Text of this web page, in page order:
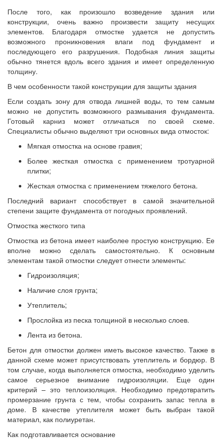
После того, как произошло возведение здания или
конструкции, очень важно произвести защиту несущих
элементов. Благодаря отмостке удается не допустить
возможного проникновения влаги под фундамент и
последующего его разрушения. Подобная линия защиты
обычно тянется вдоль всего здания и имеет определенную
толщину.
В чем особенности такой конструкции для защиты здания
Если создать зону для отвода лишней воды, то тем самым
можно не допустить возможного размывания фундамента.
Готовый карниз может отличаться по своей схеме.
Специалисты обычно выделяют три основных вида отмосток:
Мягкая отмостка на основе гравия;
Более жесткая отмостка с применением тротуарной
плитки;
Жесткая отмостка с применением тяжелого бетона.
Последний вариант способствует в самой значительной
степени защите фундамента от погодных проявлений.
Отмостка жесткого типа
Отмостка из бетона имеет наиболее простую конструкцию. Ее
вполне можно сделать самостоятельно. К основным
элементам такой отмостки следует отнести элементы:
Гидроизоляция;
Наличие слоя грунта;
Утеплитель;
Прослойка из песка толщиной в несколько слоев.
Лента из бетона.
Бетон для отмостки должен иметь высокое качество. Также в
данной схеме может присутствовать утеплитель и бордюр. В
том случае, когда выполняется отмостка, необходимо уделить
самое серьезное внимание гидроизоляции. Еще один
критерий – это теплоизоляция. Необходимо предотвратить
промерзание грунта с тем, чтобы сохранить запас тепла в
доме. В качестве утеплителя может быть выбран такой
материал, как полиуретан.
Как подготавливается основание